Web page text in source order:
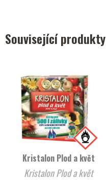
Související produkty
Kristalon Plod a květ
Kristalon Plod a květ